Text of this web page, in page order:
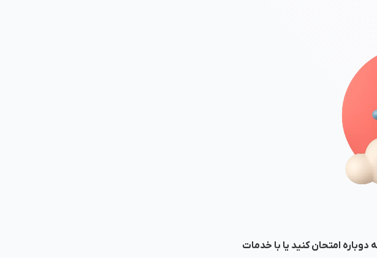
امتحان کنید یا با خدمات